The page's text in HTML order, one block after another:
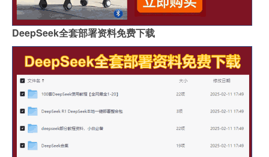
DeepSeek全套部署资料免费下载